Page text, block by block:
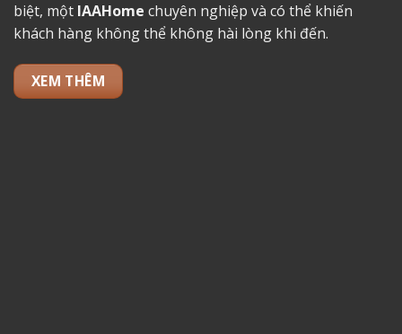
biệt, một IAAHome chuyên nghiệp và có thể khiến
khách hàng không thể không hài lòng khi đến.
XEM THÊM